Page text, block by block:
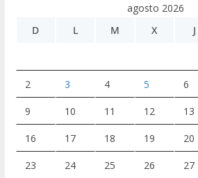
agosto 2026
D
L M X J
2 3 4 5 6
9 10 11 12 13
16 17 18 19 20
23 24 25 26 27